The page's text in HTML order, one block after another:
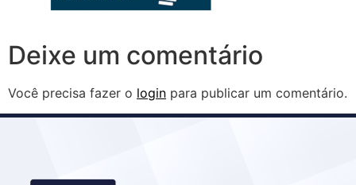
Deixe um comentário
Você precisa fazer o login para publicar um comentário.